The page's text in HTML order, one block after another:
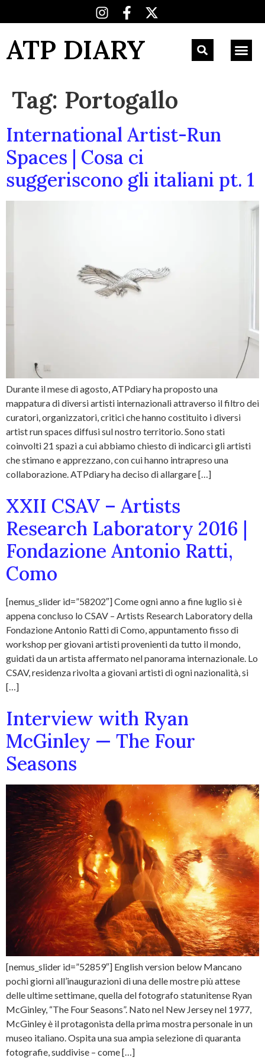
ATP DIARY
Tag: Portogallo
International Artist-Run
Spaces | Cosa ci
suggeriscono gli italiani pt. 1
Durante il mese di agosto, ATPdiary ha proposto una
mappatura di diversi artisti internazionali attraverso il filtro dei
curatori, organizzatori, critici che hanno costituito i diversi
artist run spaces diffusi sul nostro territorio. Sono stati
coinvolti 21 spazi a cui abbiamo chiesto di indicarci gli artisti
che stimano e apprezzano, con cui hanno intrapreso una
collaborazione. ATPdiary ha deciso di allargare […]
XXII CSAV – Artists
Research Laboratory 2016 |
Fondazione Antonio Ratti,
Como
[nemus_slider id=”58202″] Come ogni anno a fine luglio si è
appena concluso lo CSAV – Artists Research Laboratory della
Fondazione Antonio Ratti di Como, appuntamento fisso di
workshop per giovani artisti provenienti da tutto il mondo,
guidati da un artista affermato nel panorama internazionale. Lo
CSAV, residenza rivolta a giovani artisti di ogni nazionalità, si
[…]
Interview with Ryan
McGinley — The Four
Seasons
[nemus_slider id=”52859″] English version below Mancano
pochi giorni all’inaugurazioni di una delle mostre più attese
delle ultime settimane, quella del fotografo statunitense Ryan
McGinley, “The Four Seasons”. Nato nel New Jersey nel 1977,
McGinley è il protagonista della prima mostra personale in un
museo italiano. Ospita una sua ampia selezione di quaranta
fotografie, suddivise – come […]